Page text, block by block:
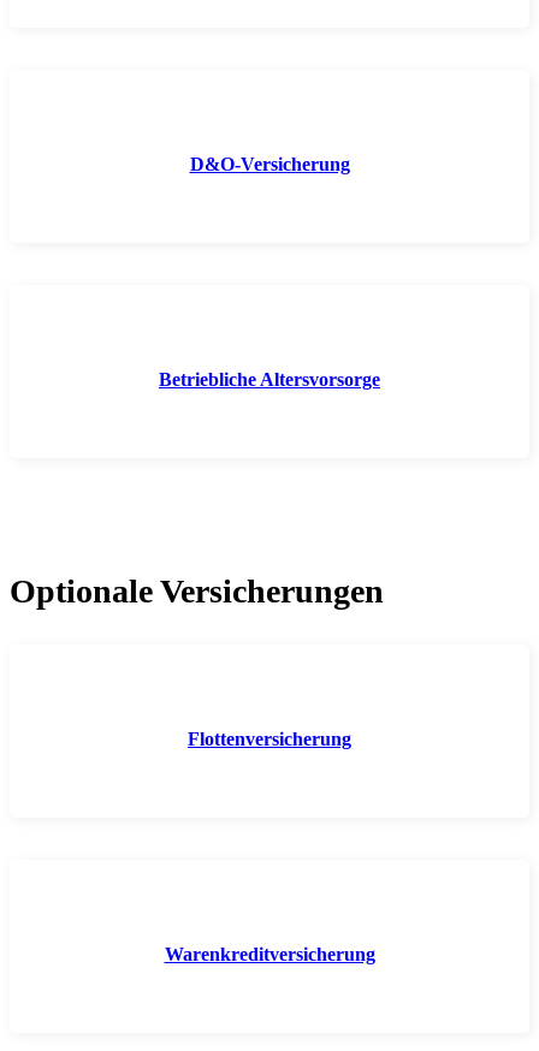
D&O-Versicherung
Betriebliche Altersvorsorge
Optionale Versicherungen
Flottenversicherung
Warenkreditversicherung